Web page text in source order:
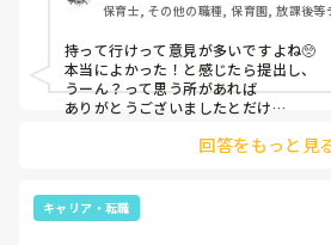
保育士, その他の職種, 保育園, 放課後等
持って行けって意見が多いですよね🥺
本当によかった！と感じたら提出し、
うーん？って思う所があれば
ありがとうございましたとだけ
回答をもっと見
キャリア・転職